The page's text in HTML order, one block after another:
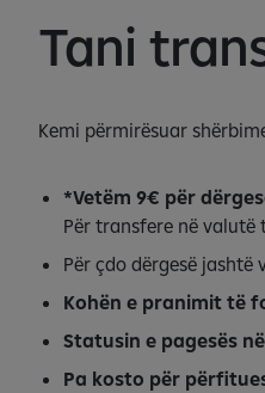
Tani
Kemi përmirësuar
*Vetëm 9€ për
Për transfere në
Për çdo dërgesë
Kohën e pranimit të
Statusin e pagesës
Pa kosto për